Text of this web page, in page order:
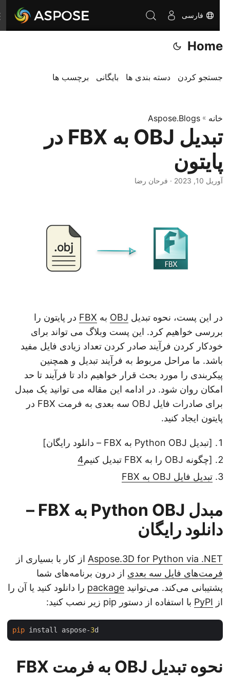
فارسی
Home
جستجو کردن دسته بندی ها بایگانی برچسب ها
خانه»
Aspose.Blogs
تبدیل OBJ به FBX در
پایتون
آوریل 10, 2023 · فرحان رضا
در این پست، نحوه تبدیل OBJبهFBXدر پایتون را
بررسی خواهیم کرد. این پست وبلاگ می تواند برای
خودکار کردن فرآیند صادر کردن تعداد زیادی فایل مفید
باشد. ما مراحل مربوط به فرآیند تبدیل و همچنین
پیکربندی را مورد بحث قرار خواهیم داد تا فرآیند تا حد
امکان روان شود. در ادامه این مقاله می توانید یک مبدل
برای صادرات فایل OBJ سه بعدی به فرمت FBX در
پایتون ایجاد کنید.
[تبدیل Python OBJ به FBX – دانلود رایگان]
[چگونه OBJ را به FBX تبدیل کنیم
4
تبدیل فایل OBJ به FBX
مبدل Python OBJ به FBX –
دانلود رایگان
Aspose.3D for Python via .NETاز کار با بسیاری از
فرمت‌های فایل سه بعدیاز درون برنامه‌های شما
پشتیبانی می‌کند. می‌توانیدpackageرا دانلود کنید یا آن را
از PyPIبا استفاده از دستور pip زیر نصب کنید:
pip install aspose-3
نحوه تبدیل OBJ به فرمت FBX